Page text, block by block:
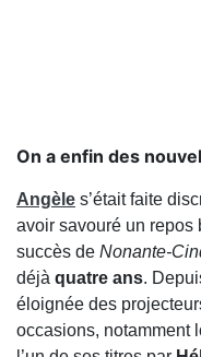
On a enfin des
Angèle s’était faite
avoir savouré un repos
succès de Nonante-
déjà quatre ans.
éloignée des
occasions, notamment